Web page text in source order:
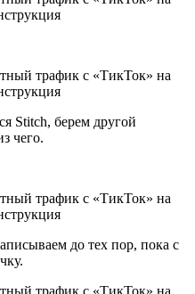
Stitch, берем другой
чего.
до тех пор, пока с